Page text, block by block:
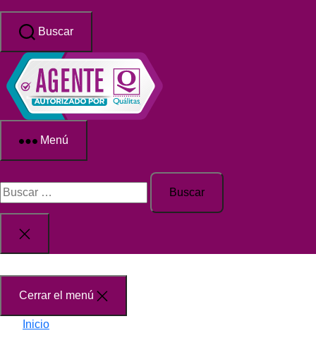
contenido
Buscar
SegurosMenú
Buscar:
Cerrar
Cerrar el menú
Inicio